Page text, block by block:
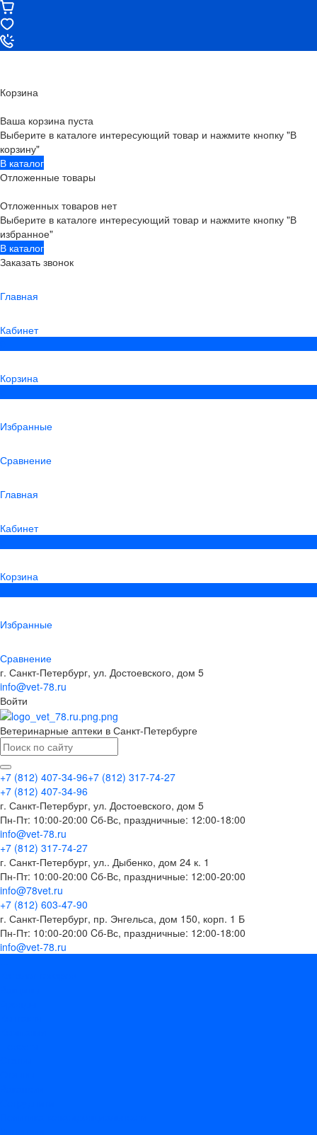
Корзина
Ваша корзина пуста
Выберите в каталоге интересующий товар и нажмите кнопку "В
корзину"
В каталог
Отложенные товары
Отложенных товаров нет
Выберите в каталоге интересующий товар и нажмите кнопку "В
избранное"
В каталог
Заказать звонок
Главная
Кабинет
Корзина
Избранные
Сравнение
Главная
Кабинет
Корзина
Избранные
Сравнение
г. Санкт-Петербург, ул. Достоевского, дом 5
info@vet-78.ru
Войти
Ветеринарные аптеки в Санкт-Петербурге
+7 (812) 407-34-96+7 (812) 317-74-27
+7 (812) 407-34-96
г. Санкт-Петербург, ул. Достоевского, дом 5
Пн-Пт: 10:00-20:00 Cб-Вс, праздничные: 12:00-18:00
info@vet-78.ru
+7 (812) 317-74-27
г. Санкт-Петербург, ул.. Дыбенко, дом 24 к. 1
Пн-Пт: 10:00-20:00 Cб-Вс, праздничные: 12:00-20:00
info@78vet.ru
+7 (812) 603-47-90
г. Санкт-Петербург, пр. Энгельса, дом 150, корп. 1 Б
Пн-Пт: 10:00-20:00 Cб-Вс, праздничные: 12:00-18:00
info@vet-78.ru